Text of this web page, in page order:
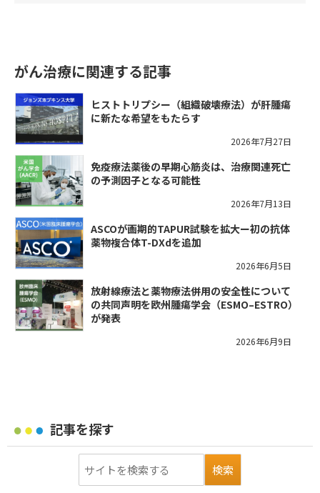
がん治療に関連する記事
ヒストトリプシー（組織破壊療法）が肝腫瘍
に新たな希望をもたらす
2026年7月27日
免疫療法薬後の早期心筋炎は、治療関連死亡
の予測因子となる可能性
2026年7月13日
ASCOが画期的TAPUR試験を拡大ー初の抗体
薬物複合体T-DXdを追加
2026年6月5日
放射線療法と薬物療法併用の安全性について
の共同声明を欧州腫瘍学会（ESMO–ESTRO）
が発表
2026年6月9日
記事を探す